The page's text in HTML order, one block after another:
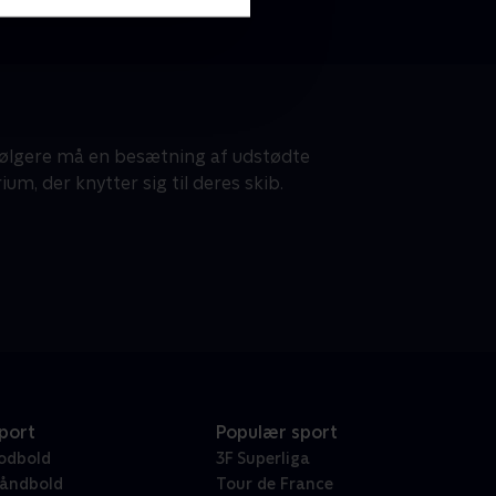
må en besætning af udstødte
der knytter sig til deres skib.
Populær sport
3F Superliga
Tour de France